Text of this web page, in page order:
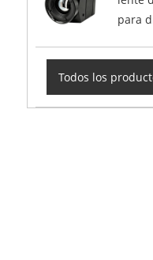
para
Todos los